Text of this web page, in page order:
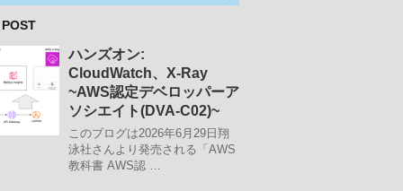
ハンズオン:
CloudWatch、X-Ray
~AWS認定デベロッパーア
ソシエイト(DVA-C02)~
このブログは2026年6月29日翔
泳社さんより発売される「AWS
教科書 AWS認 …